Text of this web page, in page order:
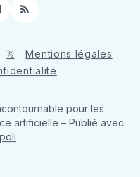
RSS
𝕏
Mentions légales
pour les
artificielle – Publié avec